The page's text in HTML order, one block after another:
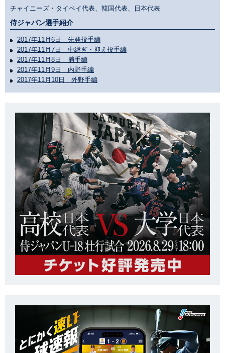
チャイニーズ・タイペイ代表、韓国代表、日本代表
侍ジャパン選手紹介
2017年11月6日 先発投手編
2017年11月7日 中継ぎ・抑え投手編
2017年11月8日 捕手編
2017年11月9日 内野手編
2017年11月10日 外野手編